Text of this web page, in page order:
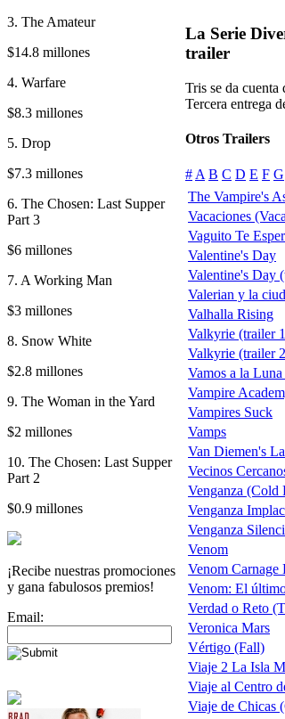
3. The Amateur
$14.8 millones
4. Warfare
$8.3 millones
5. Drop
$7.3 millones
6. The Chosen: Last Supper
Part 3
$6 millones
7. A Working Man
$3 millones
8. Snow White
$2.8 millones
9. The Woman in the Yard
$2 millones
10. The Chosen: Last Supper
Part 2
$0.9 millones
¡Recibe nuestras promociones
y gana fabulosos premios!
Email:
La Serie
trailer
Tris se da cuenta
Tercera entrega
Otros Trailers
# A B C D E F G
The Vampire's
Vacaciones
Vaguito Te
Valentine's Day
Valentine's Day
Valerian y la
Valhalla Rising
Valkyrie (trailer
Valkyrie (trailer
Vamos a la
Vampire
Vampires Suck
Vamps
Van Diemen's
Vecinos
Venganza (Cold
Venganza
Venganza
Venom
Venom Carnage
Venom: El
Verdad o Reto
Veronica Mars
Vértigo (Fall)
Viaje 2 La Isla
Viaje al Centro
Viaje de Chicas